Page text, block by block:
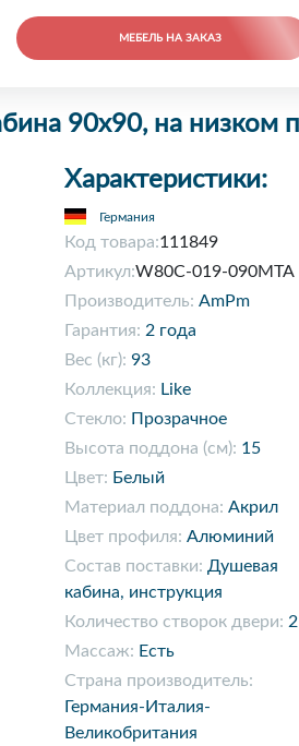
МЕБЕЛЬ НА ЗАКАЗ
90х90, на низком
Характеристики:
Германия
Код товара:111849
Артикул:W80C-019-090MTA
Производитель: AmPm
Гарантия: 2 года
Вес (кг): 93
Коллекция: Like
Стекло: Прозрачное
Высота поддона (см): 15
Цвет: Белый
Материал поддона: Акрил
Цвет профиля: Алюминий
Состав поставки: Душевая
кабина, инструкция
Количество створок двери: 2
Массаж: Есть
Страна производитель:
Германия-Италия-
Великобритания